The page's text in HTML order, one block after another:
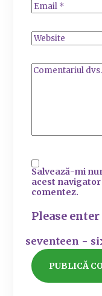
Salvează-mi
acest
comentez.
Please
seventeen −